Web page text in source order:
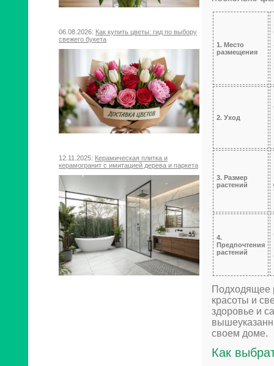
06.08.2026: Как купить цветы: гид по выбору
свежего букета
12.11.2025: Керамическая плитка и
керамогранит с имитацией дерева и паркета
1. Место
размещения
2. Уход
3. Размер
растений
4.
Предпочтения
растений
Подходящее
красоты и
здоровье и
своем доме.
Как